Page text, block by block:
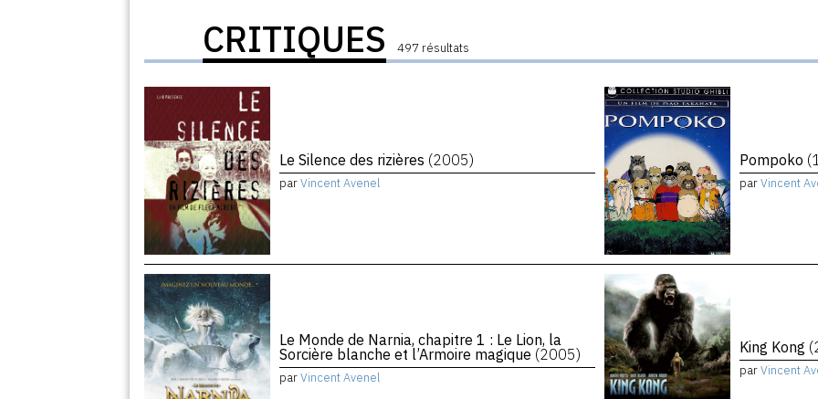
CRITIQUES 497 résultats
Le Silence des rizières (2005)
parVincent Avenel
Pompoko
parVincent
Le Monde de Narnia, chapitre 1 : Le Lion, la
Sorcière blanche et l’Armoire magique (2005)
parVincent Avenel
King Kong
parVincent